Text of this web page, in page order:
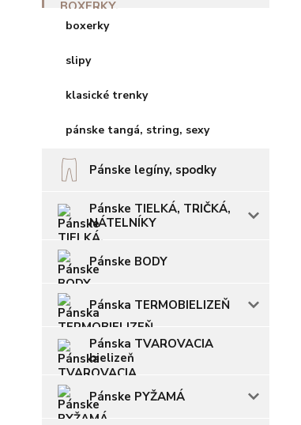
boxerky
slipy
klasické trenky
pánske tangá, string, sexy
Pánske legíny, spodky
Pánske TIELKÁ, TRIČKÁ,
NÁTELNÍKY
Pánske BODY
Pánska TERMOBIELIZEŇ
Pánska TVAROVACIA
bielizeň
Pánske PYŽAMÁ